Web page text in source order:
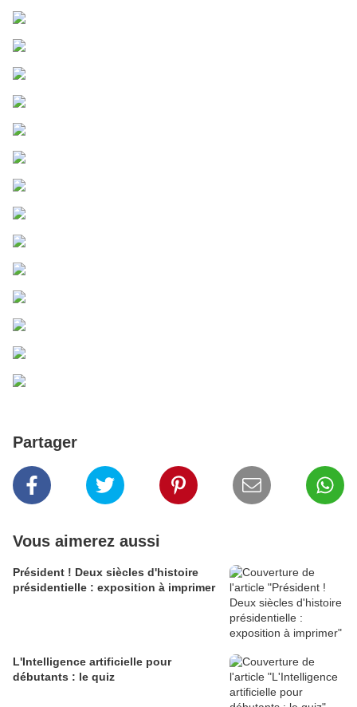
Partager
Vous aimerez aussi
Président ! Deux siècles d'histoire
présidentielle : exposition à imprimer
L'Intelligence artificielle pour
débutants : le quiz